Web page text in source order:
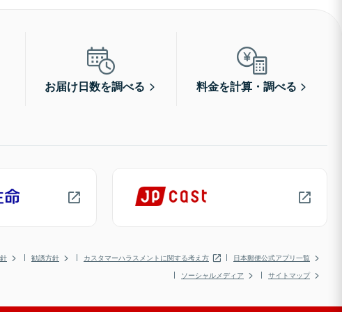
お届け日数を調べる 料金を計算・調べる
勧誘方針 カスタマーハラスメントに関する考え方
日本郵便公式アプリ一覧
ソーシャルメディア
サイトマップ